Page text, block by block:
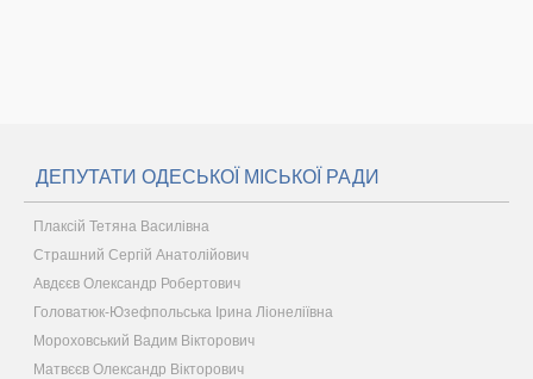
ДЕПУТАТИ ОДЕСЬКОЇ МІСЬКОЇ РАДИ
Плаксій Тетяна Василівна
Страшний Сергій Анатолійович
Авдєєв Олександр Робертович
Головатюк-Юзефпольська Ірина Ліонеліївна
Мороховський Вадим Вікторович
Матвєєв Олександр Вікторович